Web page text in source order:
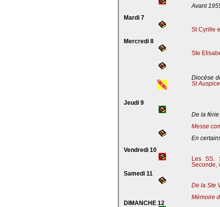
Avant
Mardi 7
St Cyrille
Mercredi 8
Ste
Diocèse
St
Jeudi 9
De la férie
Messe
En
Vendredi 10
Les SS.
Seconde,
Samedi 11
De la Ste
Mémoire
DIMANCHE 12